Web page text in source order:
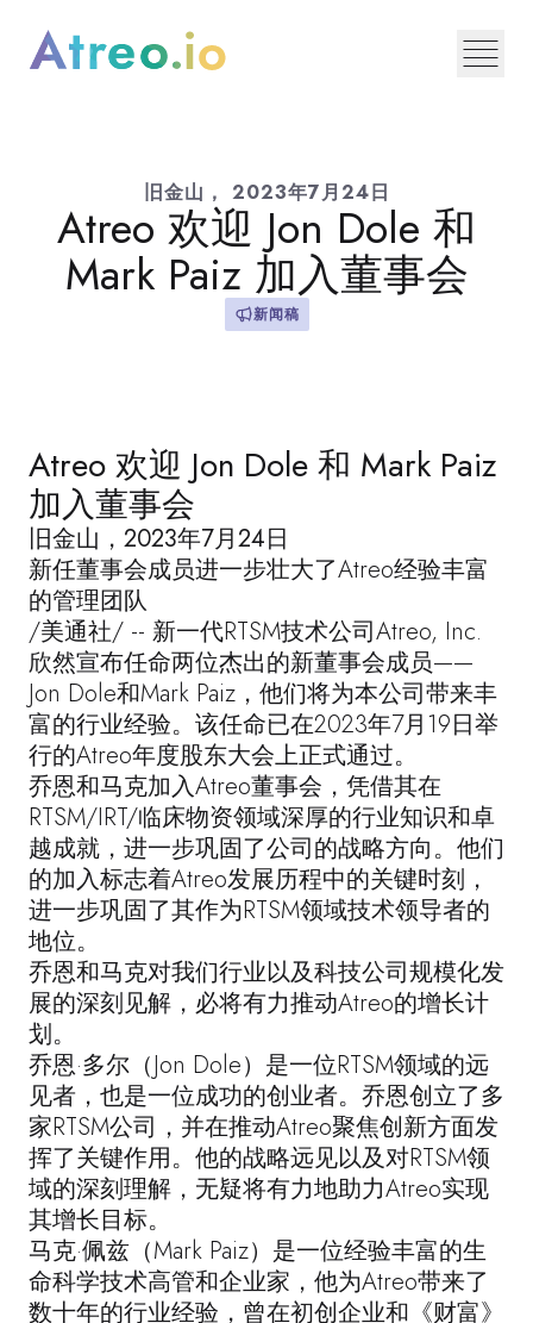
旧金山， 2023年7月24日
Atreo 欢迎 Jon Dole 和
Mark Paiz 加入董事会
新闻稿
Atreo 欢迎 Jon Dole 和 Mark Paiz
加入董事会
旧金山，2023年7月24日
新任董事会成员进一步壮大了Atreo经验丰富
的管理团队
/美通社/ -- 新一代RTSM技术公司Atreo, Inc.
欣然宣布任命两位杰出的新董事会成员——
Jon Dole和Mark Paiz，他们将为本公司带来丰
富的行业经验。该任命已在2023年7月19日举
行的Atreo年度股东大会上正式通过。
乔恩和马克加入Atreo董事会，凭借其在
RTSM/IRT/临床物资领域深厚的行业知识和卓
越成就，进一步巩固了公司的战略方向。他们
的加入标志着Atreo发展历程中的关键时刻，
进一步巩固了其作为RTSM领域技术领导者的
地位。
乔恩和马克对我们行业以及科技公司规模化发
展的深刻见解，必将有力推动Atreo的增长计
划。
乔恩·多尔（Jon Dole）是一位RTSM领域的远
见者，也是一位成功的创业者。乔恩创立了多
家RTSM公司，并在推动Atreo聚焦创新方面发
挥了关键作用。他的战略远见以及对RTSM领
域的深刻理解，无疑将有力地助力Atreo实现
其增长目标。
马克·佩兹（Mark Paiz）是一位经验丰富的生
命科学技术高管和企业家，他为Atreo带来了
数十年的行业经验，曾在初创企业和《财富》